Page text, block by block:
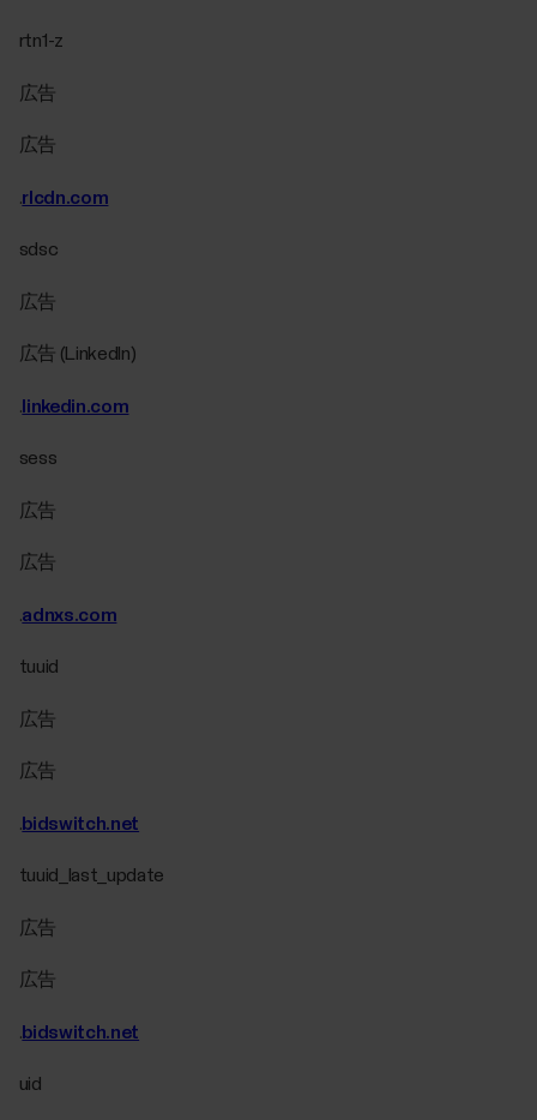
rtn1-z
広告
広告
.rlcdn.com
sdsc
広告
広告 (LinkedIn)
. linkedin.com
sess
広告
広告
.adnxs.com
tuuid
広告
広告
.bidswitch.net
tuuid_last_update
広告
広告
.bidswitch.net
uid